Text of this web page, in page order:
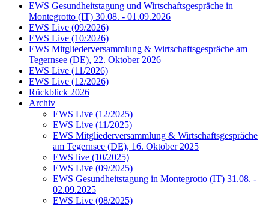
EWS Gesundheitstagung und Wirtschaftsgespräche in
Montegrotto (IT) 30.08. - 01.09.2026
EWS Live (09/2026)
EWS Live (10/2026)
EWS Mitgliederversammlung & Wirtschaftsgespräche am
Tegernsee (DE), 22. Oktober 2026
EWS Live (11/2026)
EWS Live (12/2026)
Rückblick 2026
Archiv
EWS Live (12/2025)
EWS Live (11/2025)
EWS Mitgliederversammlung & Wirtschaftsgespräche
am Tegernsee (DE), 16. Oktober 2025
EWS live (10/2025)
EWS Live (09/2025)
EWS Gesundheitstagung in Montegrotto (IT) 31.08. -
02.09.2025
EWS Live (08/2025)